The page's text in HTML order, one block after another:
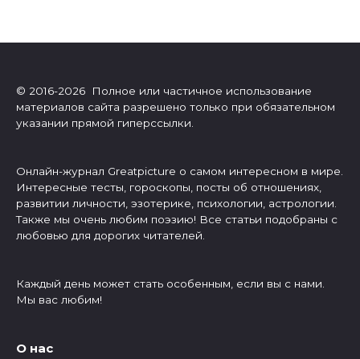
© 2016-2026 Полное или частичное использование
материалов сайта разрешено только при обязательном
указании прямой гиперссылки.
Онлайн-журнал Greatpicture о самом интересном в мире.
Интересные тесты, гороскопы, посты об отношениях,
развитии личности, эзотерике, психологии, астрологии.
Также мы очень любим поэзию! Все статьи подобраны с
любовью для дорогих читателей.
Каждый день может стать особенным, если вы с нами.
Мы вас любим!
О нас